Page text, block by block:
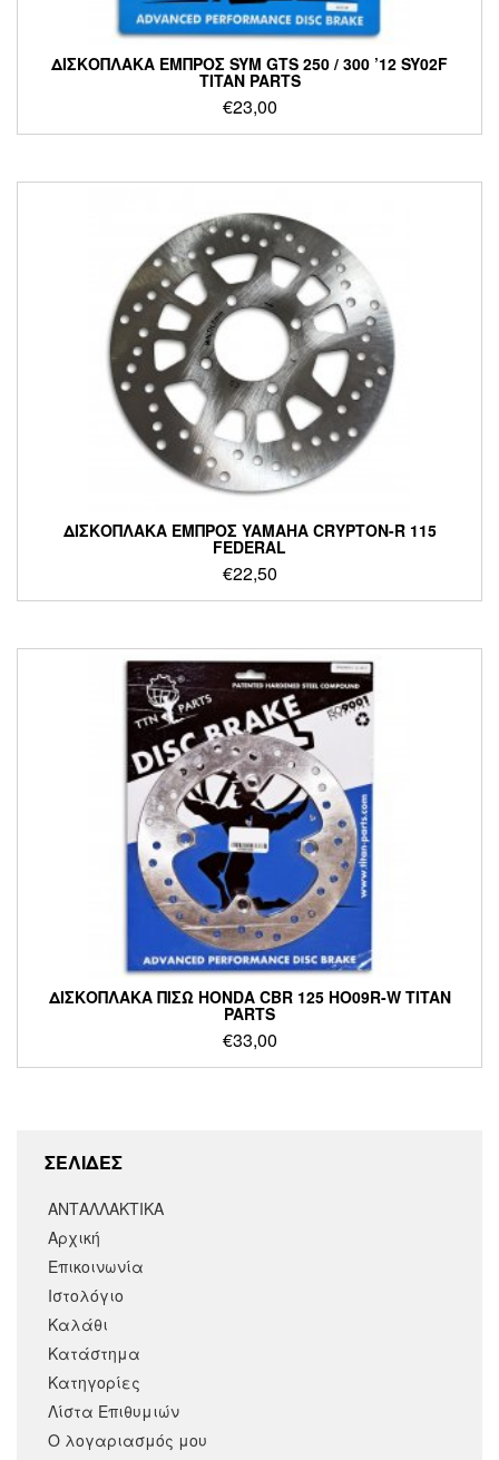
ΔΙΣΚΟΠΛΑΚΑ ΕΜΠΡΟΣ SYM GTS 250 / 300 ’12 SY02F
TITAN PARTS
€23,00
ΔΙΣΚΟΠΛΑΚΑ ΕΜΠΡΟΣ YAMAHA CRYPTON-R 115
FEDERAL
€22,50
ΔΙΣΚΟΠΛΑΚΑ ΠΙΣΩ HONDA CBR 125 HO09R-W TITAN
PARTS
€33,00
ΣΕΛΙΔΕΣ
ΑΝΤΑΛΛΑΚΤΙΚΑ
Αρχική
Επικοινωνία
Ιστολόγιο
Καλάθι
Κατάστημα
Κατηγορίες
Λίστα Επιθυμιών
Ο λογαριασμός μου